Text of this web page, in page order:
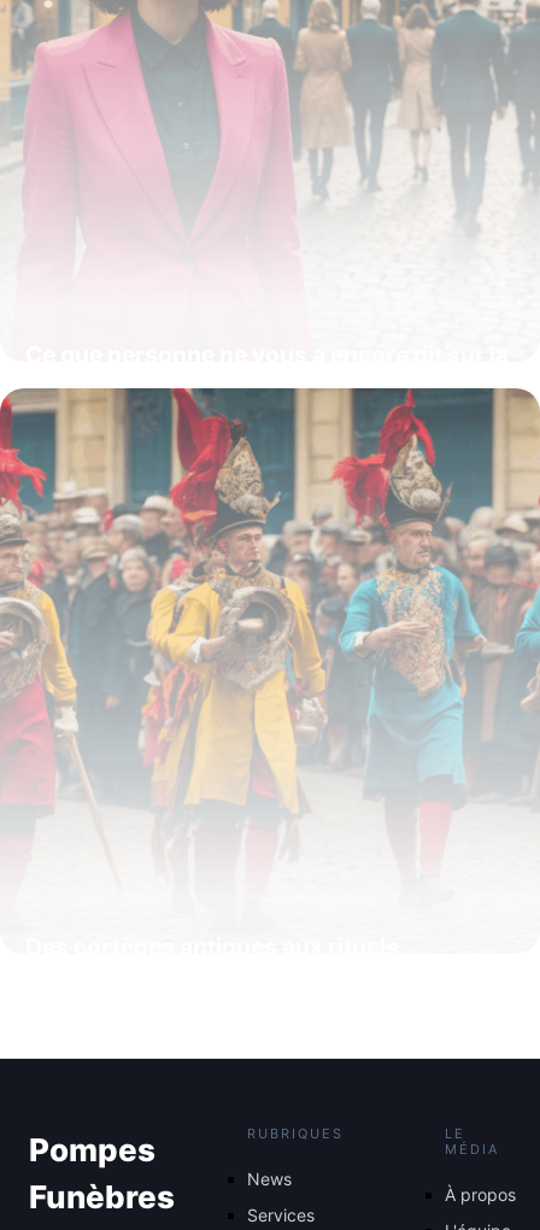
tenue idéale pour un enterrement : les
secrets pour respecter avec élégance et
éviter les faux pas
21 juillet 2025
4 juillet 2025
Pompes
Funèbres
RUBRIQUES
News
Services
LE
MÉDIA
À propos